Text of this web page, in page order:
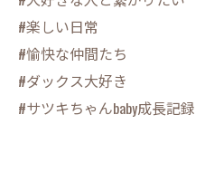
#楽しい日常
#愉快な仲間たち
#ダックス大好き
#サツキちゃんbaby成長記録